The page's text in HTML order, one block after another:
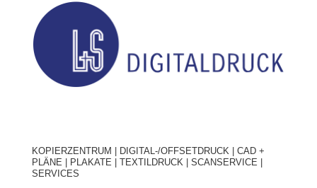
KOPIERZENTRUM DIGITAL-/OFFSETDRUCK| CAD +
PLÄNE
PLAKATE TEXTILDRUCK| SCANSERVICE
SERVICES